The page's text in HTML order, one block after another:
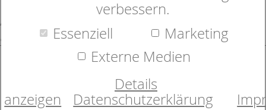
verbessern.
Essenziell
Marketing
Externe Medien
Details
anzeigen
Datenschutzerklärung
Auswahl und schließen Sie den Kauf
ab
Zur Zeit befinden sich keine Artikel in
Ihrem Warenkorb.